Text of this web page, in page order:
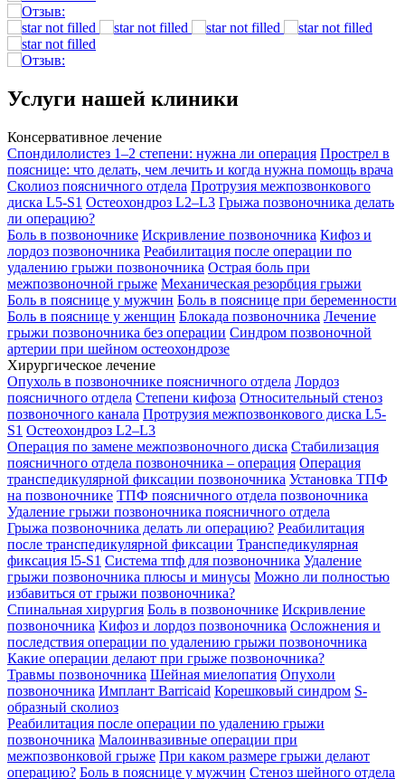
Услуги нашей клиники
Консервативное лечение
Спондилолистез 1–2 степени: нужна ли операция Прострел в
пояснице: что делать, чем лечить и когда нужна помощь врача
Сколиоз поясничного отдела Протрузия межпозвонкового
диска L5-S1 Остеохондроз L2–L3 Грыжа позвоночника делать
ли операцию?
Боль в позвоночнике Искривление позвоночника Кифоз и
лордоз позвоночника Реабилитация после операции по
удалению грыжи позвоночника Острая боль при
межпозвоночной грыже Механическая резорбция грыжи
Боль в пояснице у мужчин Боль в пояснице при беременности
Боль в пояснице у женщин Блокада позвоночника Лечение
грыжи позвоночника без операции Синдром позвоночной
артерии при шейном остеохондрозе
Хирургическое лечение
Опухоль в позвоночнике поясничного отдела Лордоз
поясничного отдела Степени кифоза Относительный стеноз
позвоночного канала Протрузия межпозвонкового диска L5-
S1 Остеохондроз L2–L3
Операция по замене межпозвоночного диска Стабилизация
поясничного отдела позвоночника – операция Операция
транспедикулярной фиксации позвоночника Установка ТПФ
на позвоночнике ТПФ поясничного отдела позвоночника
Удаление грыжи позвоночника поясничного отдела
Грыжа позвоночника делать ли операцию? Реабилитация
после транспедикулярной фиксации Транспедикулярная
фиксация l5-S1 Система тпф для позвоночника Удаление
грыжи позвоночника плюсы и минусы Можно ли полностью
избавиться от грыжи позвоночника?
Спинальная хирургия Боль в позвоночнике Искривление
позвоночника Кифоз и лордоз позвоночника Осложнения и
последствия операции по удалению грыжи позвоночника
Какие операции делают при грыже позвоночника?
Травмы позвоночника Шейная миелопатия Опухоли
позвоночника Имплант Barricaid Корешковый синдром S-
образный сколиоз
Реабилитация после операции по удалению грыжи
позвоночника Малоинвазивные операции при
межпозвонковой грыже При каком размере грыжи делают
операцию? Боль в пояснице у мужчин Стеноз шейного отдела